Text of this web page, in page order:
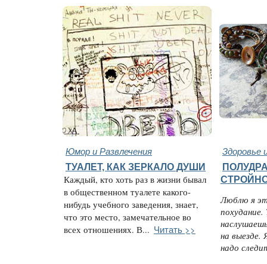
Юмор и Развлечения Здоровье
ТУАЛЕТ, КАК ЗЕРКАЛО ДУШИ
Каждый, кто хоть раз в жизни бывал
в общественном туалете какого-
нибудь учебного заведения, знает,
что это место, замечательное во
всех отношениях. В... Читать >>
Люблю я
похудание.
на выезде.
надо